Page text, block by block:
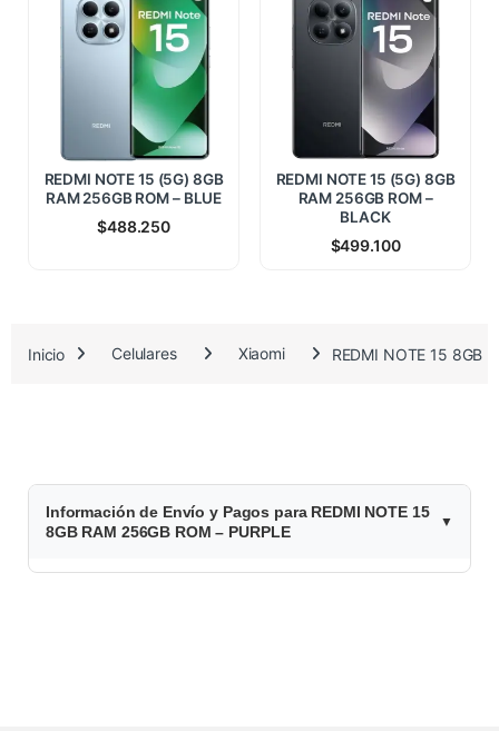
REDMI NOTE 15 (5G) 8GB
RAM 256GB ROM – BLUE
$488.250
REDMI NOTE 15 (5G) 8GB
RAM 256GB ROM –
BLACK
$499.100
Inicio Celulares Xiaomi REDMI NOTE 15 8GB
Información de Envío y Pagos para REDMI NOTE 15
8GB RAM 256GB ROM – PURPLE